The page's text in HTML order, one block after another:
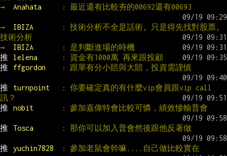
→
Anahata : 最近還有比較夯的00692還有00693
→ IBIZA
: 技術分析不全是話術, 只是得先找對股票,
技術分析
→
IBIZA
: 是判斷進場的時機
推
lelena
: 資金有1000萬 再來跟投顧
推
ffgordon : 跟單有分小賠與大賠，投資需謹慎
推 turnpoint
: 你要確定真的有什麼vip會員跟vip call
訊？
推
nobit : 參加嘉偉特會比較可憐，績效慘輸普會
推 Tosca : 那你可以加入普會然後跟他反著做
推 yuchin7828 : 參加老鼠會幹嘛....自己做比較實在